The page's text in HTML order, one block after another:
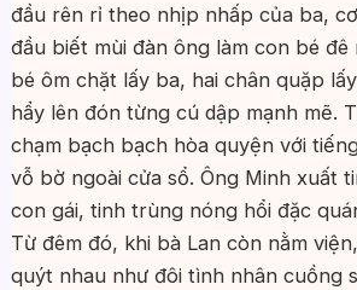
đầu rên rỉ theo nhịp nhấp của ba,
đầu biết mùi đàn ông làm con bé đê
bé ôm chặt lấy ba, hai chân quặp
hẩy lên đón từng cú dập mạnh mẽ.
chạm bạch bạch hòa quyện với
vỗ bờ ngoài cửa sổ. Ông Minh xuất
con gái, tinh trùng nóng hổi đặc
Từ đêm đó, khi bà Lan còn nằm
quýt nhau như đôi tình nhân cuồng